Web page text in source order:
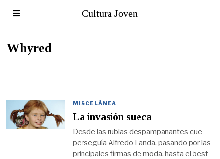
Cultura Joven
Whyred
MISCELÁNEA
La invasión sueca
Desde las rubias despampanantes que
perseguía Alfredo Landa, pasando por las
principales firmas de moda, hasta el best